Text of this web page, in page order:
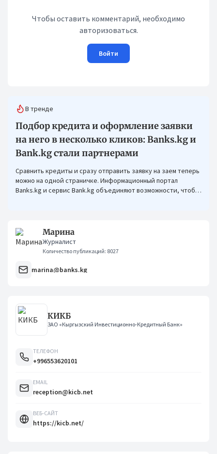
Чтобы оставить комментарий, необходимо
авторизоваться.
Войти
В тренде
Подбор кредита и оформление заявки
на него в несколько кликов: Banks.kg и
Bank.kg стали партнерами
Сравнить кредиты и сразу отправить заявку на заем теперь
можно на одной страничке. Информационный портал
Banks.kg и сервис Bank.kg объединяют возможности, чтобы
Марина
Журналист
Количество публикаций: 8027
marina@banks.kg
КИКБ
ЗАО «Кыргызский Инвестиционно-Кредитный Банк»
ТЕЛЕФОН
+996553620101
EMAIL
reception@kicb.net
ВЕБ-САЙТ
https://kicb.net/